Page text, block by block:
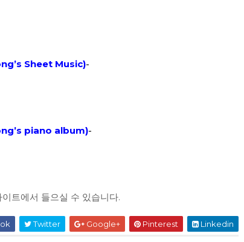
Sheet Music)-
piano album)-
트에서 들으실 수 있습니다.
Twitter Google+ Pinterest Linkedin